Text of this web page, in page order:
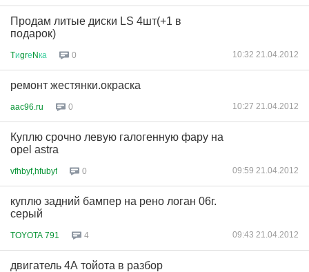
Продам литые диски LS 4шт(+1 в
подарок)
TиgrеNка 0 10:32 21.04.2012
ремонт жестянки.окраска
aac96.ru 0 10:27 21.04.2012
Куплю срочно левую галогенную фару на
opel astra
vfhbyf,hfubyf 0 09:59 21.04.2012
куплю задний бампер на рено логан 06г.
серый
TOYOTA 791 4 09:43 21.04.2012
двигатель 4А тойота в разбор